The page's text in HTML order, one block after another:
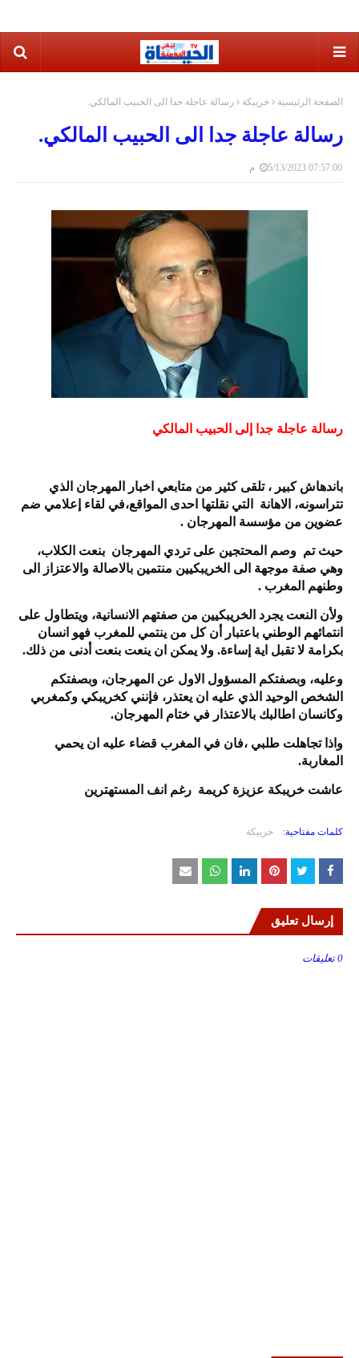
الصفحة الرئيسية خريبكة رسالة عاجلة جدا الى الحبيب المالكي.
رسالة عاجلة جدا الى الحبيب المالكي.
5/13/2023 07:57:00 م
رسالة عاجلة جدا إلى الحبيب المالكي
باندهاش كبير ، تلقى كثير من متابعي اخبار المهرجان الذي
تتراسونه، الاهانة التي نقلتها احدى المواقع،في لقاء إعلامي ضم
عضوين من مؤسسة المهرجان .
حيث تم وصم المحتجين على تردي المهرجان بنعت الكلاب،
وهي صفة موجهة الى الخريبكيين منتمين بالاصالة والاعتزاز الى
وطنهم المغرب .
ولأن النعت يجرد الخريبكيين من صفتهم الانسانية، ويتطاول على
انتمائهم الوطني باعتبار أن كل من ينتمي للمغرب فهو انسان
بكرامة لا تقبل اية إساءة. ولا يمكن ان ينعت بنعت أدنى من ذلك.
وعليه، وبصفتكم المسؤول الاول عن المهرجان، وبصفتكم
الشخص الوحيد الذي عليه ان يعتذر، فإنني كخريبكي وكمغربي
وكانسان اطالبك بالاعتذار في ختام المهرجان.
واذا تجاهلت طلبي ،فان في المغرب قضاء عليه ان يحمي
المغاربة.
عاشت خريبكة عزيزة كريمة رغم انف المستهترين
كلمات مفتاحية: خريبكة
إرسال تعليق
0 تعليقات